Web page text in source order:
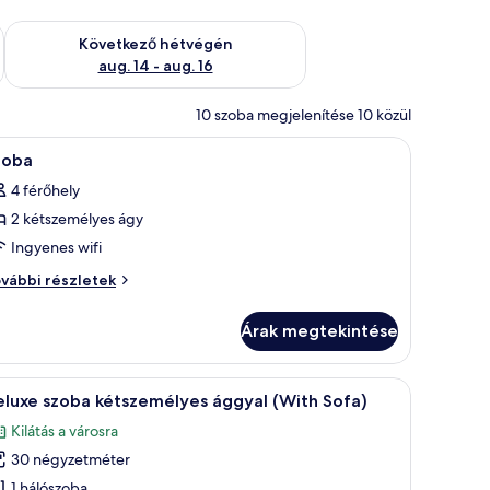
aug. 7 - aug. 9
Következő hétvégén
aug. 14 - aug. 16
A következő hétvégi rendelkezésre állás ellenőrzése: aug. 14 -
10 szoba megjelenítése 10 közül
egy ágy, egy íróasztal, egy szék, egy kerek tükör és egy függönnyel
Egy szállodai szoba zöld színű, kárpitozott
3
4 férőhely
2 kétszemélyes ágy
Ingyenes wifi
részletek
Árak megtekintése
ablak, melyen függöny van.
székkel és egy kör alakú tükörrel.Egy szállodai szoba, amelyben egy nagy
6 szoba kétszemélyes ággyal (With Sofa)
Kilátás a városra
30 négyzetméter